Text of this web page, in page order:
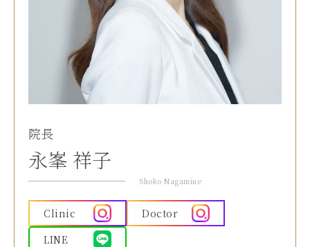
院長
永峯 祥子
Shoko Nagamine
Clinic
Doctor
LINE